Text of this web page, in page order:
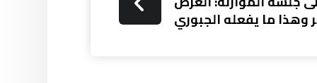
وهذا ما يفعله الجبوري